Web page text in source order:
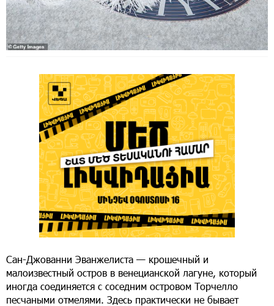
Сан-Джованни Эванжелиста — крошечный и
малоизвестный остров в венецианской лагуне, который
иногда соединяется с соседним островом Торчелло
песчаными отмелями. Здесь практически не бывает